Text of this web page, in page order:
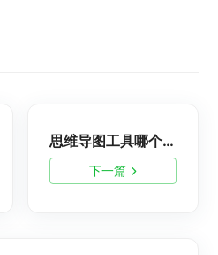
下一篇
思维导图工具哪个好？深度测评十款常见思维导图软件